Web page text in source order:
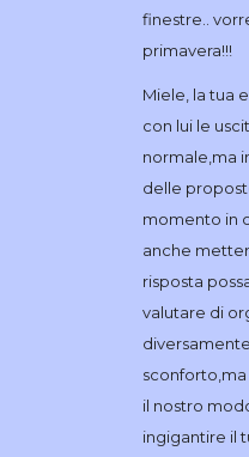
finestre..
primavera!!!
Miele, la tua
con lui le
normale,ma
delle
momento in
anche
risposta
valutare di
sconforto,ma
il nostro
ingigantire il